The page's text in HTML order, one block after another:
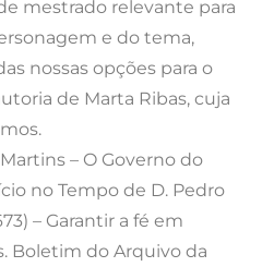
mestrado relevante para
e do tema,
nossas opções para o
de Marta Ribas, cuja
– O Governo do
no Tempo de D. Pedro
– Garantir a fé em
Boletim do Arquivo da